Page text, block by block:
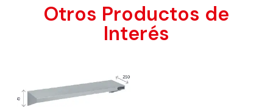
Otros Productos de
Interés